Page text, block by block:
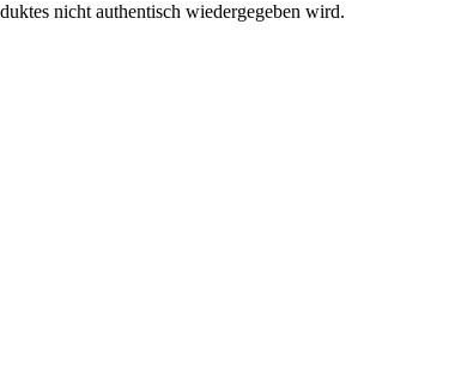
nicht authentisch wiedergegeben wird.